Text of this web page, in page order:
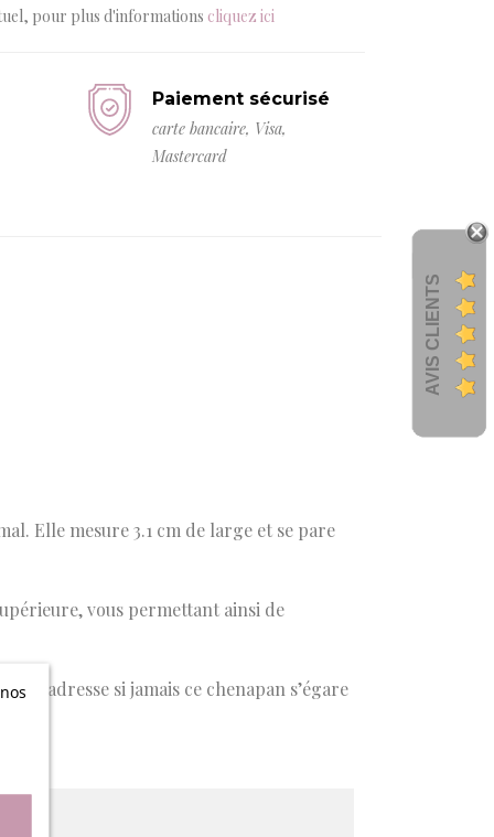
pour plus d'informations cliquez ici
Paiement sécurisé
carte bancaire, Visa,
Mastercard
Elle mesure 3.1 cm de large et se pare
vous permettant ainsi de
et adresse si jamais ce chenapan s’égare
AVIS CLIENTS